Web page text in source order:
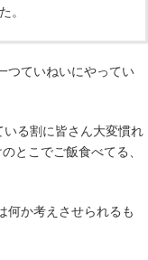
。
つていねいにやってい
る割に皆さん大変慣れ
とこでご飯食べてる、
何か考えさせられるも